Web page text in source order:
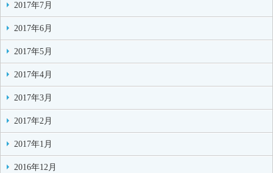
2017年7月
2017年6月
2017年5月
2017年4月
2017年3月
2017年2月
2017年1月
2016年12月